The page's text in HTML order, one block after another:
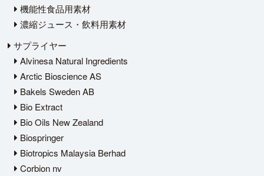
機能性食品用素材
濃縮ジュース・飲料用素材
サプライヤー
Alvinesa Natural Ingredients
Arctic Bioscience AS
Bakels Sweden AB
Bio Extract
Bio Oils New Zealand
Biospringer
Biotropics Malaysia Berhad
Corbion nv